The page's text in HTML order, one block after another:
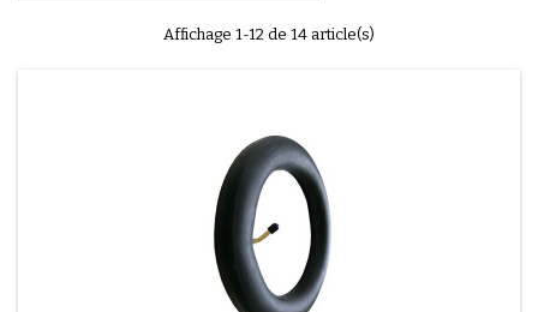
Affichage 1-12 de 14 article(s)